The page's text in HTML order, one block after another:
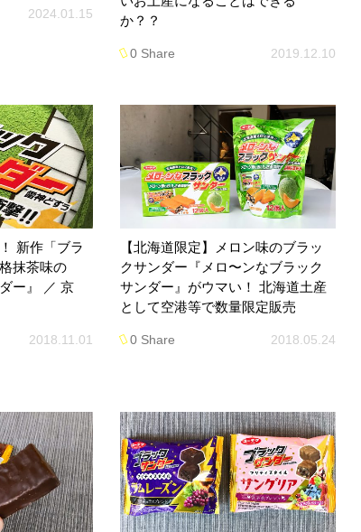
2024.01.15
か？？
0 Share 2019.12.10
新作「ブラ
抹茶味の
ー』 ／ 京
2018.11.01
【北海道限定】メロン味のブラッ
クサンダー『メロ〜ンなブラック
サンダー』がウマい！ 北海道土産
として空港等で数量限定販売
0 Share 2018.05.24